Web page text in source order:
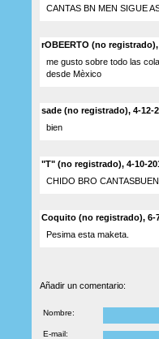
CANTAS BN MEN SIGUE
rOBEERTO (no registrado),
me gusto sobre todo las
desde Mèxico
sade (no registrado), 4-12-
bien
"T" (no registrado), 4-10-
CHIDO BRO
Coquito (no registrado), 6-
Pesima esta maketa.
Añadir un comentario:
Nombre:
E-mail: